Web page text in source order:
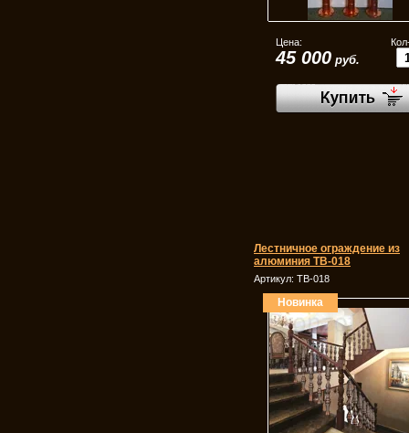
Цена:
45 000 руб.
Лестничное ограждение из
алюминия ТВ-018
Артикул: ТВ-018
Новинка